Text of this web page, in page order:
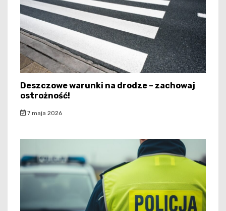
Deszczowe warunki na drodze – zachowaj
ostrożność!
7 maja 2026